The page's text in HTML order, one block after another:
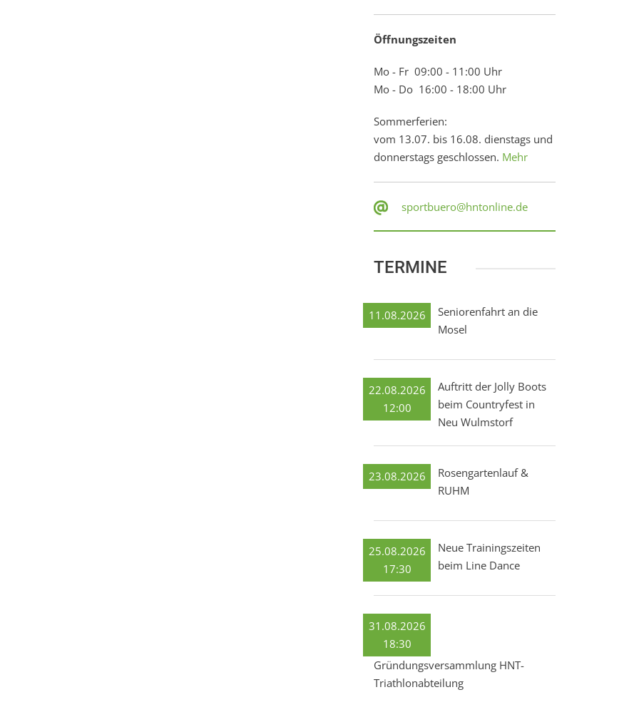
Öffnungszeiten
Mo - Fr 09:00 - 11:00 Uhr
Mo - Do 16:00 - 18:00 Uhr
Sommerferien:
vom 13.07. bis 16.08. dienstags und
donnerstags geschlossen. Mehr
sportbuero@hntonline.de
TERMINE
11.08.2026
Seniorenfahrt an die
Mosel
22.08.2026
12:00
Auftritt der Jolly Boots
beim Countryfest in
Neu Wulmstorf
23.08.2026
Rosengartenlauf &
RUHM
25.08.2026
17:30
Neue Trainingszeiten
beim Line Dance
31.08.2026
18:30
Gründungsversammlung HNT-
Triathlonabteilung